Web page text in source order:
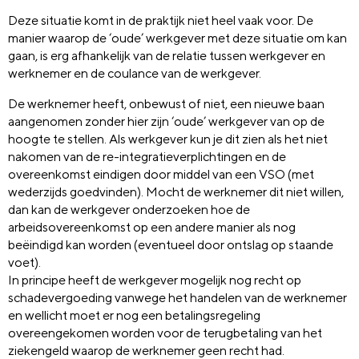
Deze situatie komt in de praktijk niet heel vaak voor. De
manier waarop de ‘oude’ werkgever met deze situatie om kan
gaan, is erg afhankelijk van de relatie tussen werkgever en
werknemer en de coulance van de werkgever.
De werknemer heeft, onbewust of niet, een nieuwe baan
aangenomen zonder hier zijn ‘oude’ werkgever van op de
hoogte te stellen. Als werkgever kun je dit zien als het niet
nakomen van de re-integratieverplichtingen en de
overeenkomst eindigen door middel van een VSO (met
wederzijds goedvinden). Mocht de werknemer dit niet willen,
dan kan de werkgever onderzoeken hoe de
arbeidsovereenkomst op een andere manier als nog
beëindigd kan worden (eventueel door ontslag op staande
voet).
In principe heeft de werkgever mogelijk nog recht op
schadevergoeding vanwege het handelen van de werknemer
en wellicht moet er nog een betalingsregeling
overeengekomen worden voor de terugbetaling van het
ziekengeld waarop de werknemer geen recht had.